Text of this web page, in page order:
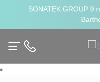
SONATEK GROUP 9